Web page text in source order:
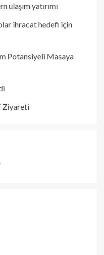
ulaşım yatırımı
ihracat hedefi için
Potansiyeli Masaya
Ziyareti